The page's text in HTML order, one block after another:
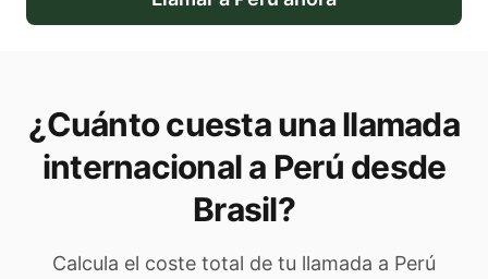
¿Cuánto cuesta una llamada
internacional a Perú desde
Brasil?
Calcula el coste total de tu llamada a Perú